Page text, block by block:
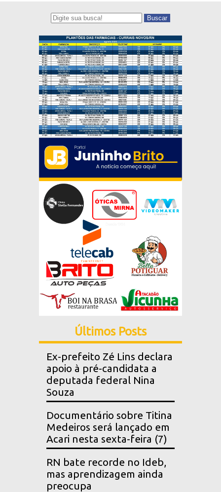
Buscar
Últimos Posts
Ex-prefeito Zé Lins declara
apoio à pré-candidata a
deputada federal Nina
Souza
Documentário sobre Titina
Medeiros será lançado em
Acari nesta sexta-feira (7)
RN bate recorde no Ideb,
mas aprendizagem ainda
preocupa